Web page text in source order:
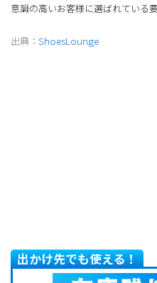
意識の高いお客様に選ばれている
出典： ShoesLounge
出かけ先でも使える！